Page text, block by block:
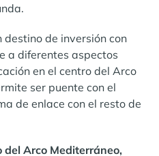
de inversión con
a diferentes aspectos
en el centro del Arco
ser puente con el
de enlace con el resto de
del Arco Mediterráneo,